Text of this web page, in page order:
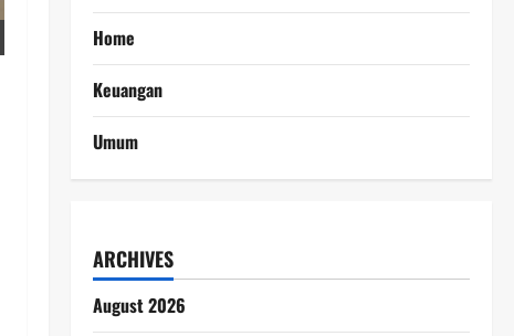
Home
Keuangan
Umum
ARCHIVES
August 2026